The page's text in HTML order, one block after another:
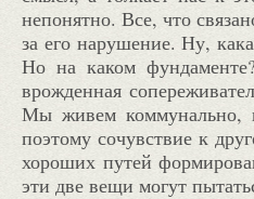
непонятно. Все, что
за его нарушение. Ну,
Но на каком
врожденная
Мы живем коммунально,
поэтому сочувствие к
хороших путей
эти две вещи могут